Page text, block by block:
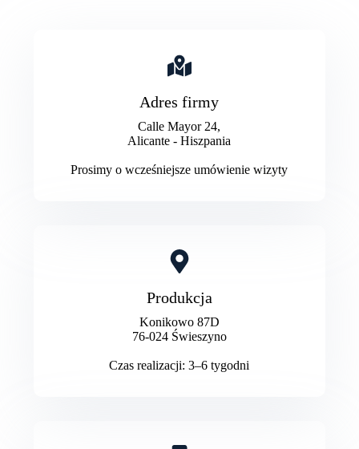
Adres firmy
Calle Mayor 24,
Alicante - Hiszpania
Prosimy o wcześniejsze umówienie wizyty
Produkcja
Konikowo 87D
76-024 Świeszyno
Czas realizacji: 3–6 tygodni